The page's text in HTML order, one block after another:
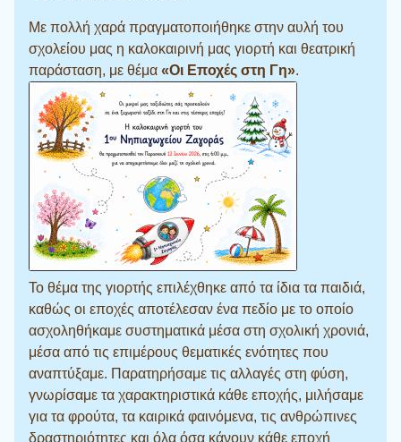
Με πολλή χαρά πραγματοποιήθηκε στην αυλή του
σχολείου μας η καλοκαιρινή μας γιορτή και θεατρική
παράσταση, με θέμα «Οι Εποχές στη Γη».
Το θέμα της γιορτής επιλέχθηκε από τα ίδια τα παιδιά,
καθώς οι εποχές αποτέλεσαν ένα πεδίο με το οποίο
ασχοληθήκαμε συστηματικά μέσα στη σχολική χρονιά,
μέσα από τις επιμέρους θεματικές ενότητες που
αναπτύξαμε. Παρατηρήσαμε τις αλλαγές στη φύση,
γνωρίσαμε τα χαρακτηριστικά κάθε εποχής, μιλήσαμε
για τα φρούτα, τα καιρικά φαινόμενα, τις ανθρώπινες
δραστηριότητες και όλα όσα κάνουν κάθε εποχή